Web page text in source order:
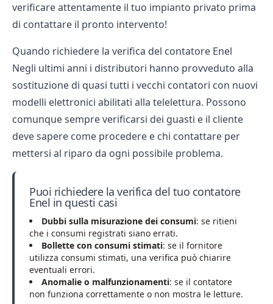
verificare attentamente il tuo impianto privato prima
di contattare il pronto intervento!
Quando richiedere la verifica del contatore Enel
Negli ultimi anni i distributori hanno provveduto alla
sostituzione di quasi tutti i vecchi contatori con nuovi
modelli elettronici abilitati alla telelettura. Possono
comunque sempre verificarsi dei guasti e il cliente
deve sapere come procedere e chi contattare per
mettersi al riparo da ogni possibile problema.
Puoi richiedere la verifica del tuo contatore
Enel in questi casi
Dubbi sulla misurazione dei consumi: se ritieni
che i consumi registrati siano errati.
Bollette con consumi stimati: se il fornitore
utilizza consumi stimati, una verifica può chiarire
eventuali errori.
Anomalie o malfunzionamenti: se il contatore
non funziona correttamente o non mostra le letture.